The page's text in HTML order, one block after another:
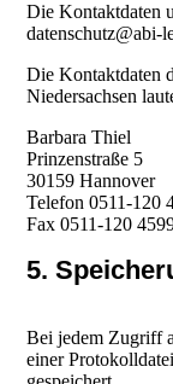
Die Kontaktdaten
datenschutz@abi-
Die Kontaktdaten
Niedersachsen
Barbara Thiel
Prinzenstraße 5
30159 Hannover
Telefon 0511-120
Fax 0511-120
5.
Bei jedem Zugriff
einer